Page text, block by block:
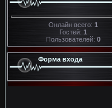
Онлайн всего: 1
Гостей: 1
Пользователей: 0
Форма входа